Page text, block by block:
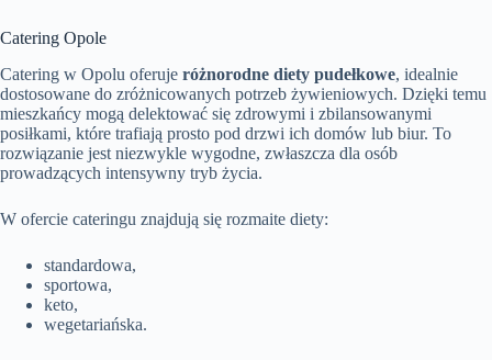
Catering Opole
Catering w Opolu oferuje różnorodne diety pudełkowe, idealnie
dostosowane do zróżnicowanych potrzeb żywieniowych. Dzięki temu
mieszkańcy mogą delektować się zdrowymi i zbilansowanymi
posiłkami, które trafiają prosto pod drzwi ich domów lub biur. To
rozwiązanie jest niezwykle wygodne, zwłaszcza dla osób
prowadzących intensywny tryb życia.
W ofercie cateringu znajdują się rozmaite diety:
standardowa,
sportowa,
keto,
wegetariańska.